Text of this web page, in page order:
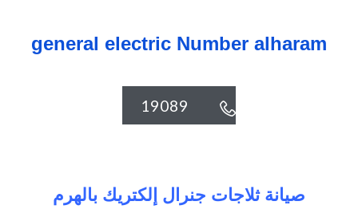
general electric Number alharam

19089
صيانة ثلاجات جنرال إلكتريك بالهرم